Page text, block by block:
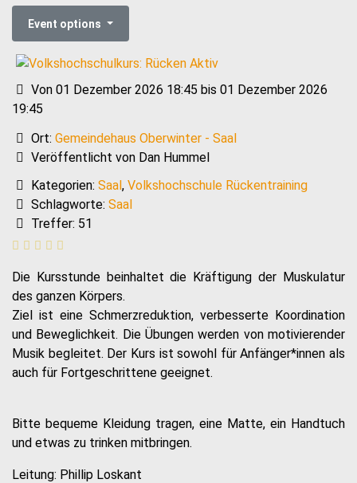
Event options
Von 01 Dezember 2026 18:45 bis 01 Dezember 2026
19:45
Ort: Gemeindehaus Oberwinter - Saal
Veröffentlicht von Dan Hummel
Kategorien: Saal, Volkshochschule Rückentraining
Schlagworte: Saal
Treffer: 51
Die Kursstunde beinhaltet die Kräftigung der Muskulatur
des ganzen Körpers.
Ziel ist eine Schmerzreduktion, verbesserte Koordination
und Beweglichkeit. Die Übungen werden von motivierender
Musik begleitet. Der Kurs ist sowohl für Anfänger*innen als
auch für Fortgeschrittene geeignet.
Bitte bequeme Kleidung tragen, eine Matte, ein Handtuch
und etwas zu trinken mitbringen.
Leitung: Phillip Loskant